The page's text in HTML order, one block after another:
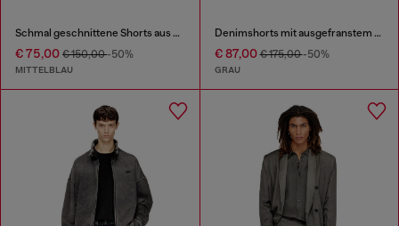
Schmal geschnittene Shorts aus Denim
€ 75,00 € 150,00-50%
MITTELBLAU
Denimshorts mit ausgefranstem Saum
€ 87,00€ 175,00-50%
GRAU